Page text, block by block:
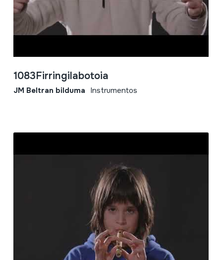
1083Firringilabotoia
JM Beltran bilduma Instrumentos